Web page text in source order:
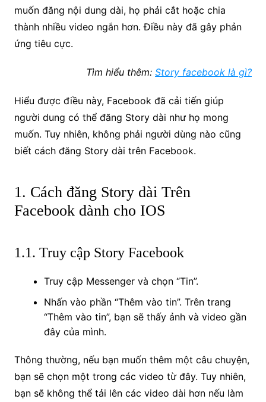
muốn đăng nội dung dài, họ phải cắt hoặc chia
thành nhiều video ngắn hơn. Điều này đã gây phản
ứng tiêu cực.
Tìm hiểu thêm:Story facebook là gì?
Hiểu được điều này, Facebook đã cải tiến giúp
người dung có thể đăng Story dài như họ mong
muốn. Tuy nhiên, không phải người dùng nào cũng
biết cách đăng Story dài trên Facebook.
1. Cách đăng Story dài Trên
Facebook dành cho IOS
1.1. Truy cập Story Facebook
Truy cập Messenger và chọn “Tin”.
Nhấn vào phần “Thêm vào tin”. Trên trang
“Thêm vào tin”, bạn sẽ thấy ảnh và video gần
đây của mình.
Thông thường, nếu bạn muốn thêm một câu chuyện,
bạn sẽ chọn một trong các video từ đây. Tuy nhiên,
bạn sẽ không thể tải lên các video dài hơn nếu làm